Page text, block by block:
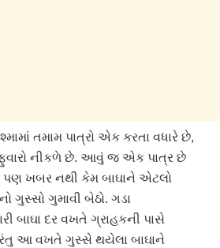
તમામ પાત્રો એક કરતા વધારે છે,
નીકળે છે. આવું જ એક પાત્ર છે
ખબર નથી કેમ બાઘાને એટલો
ગુસ્સો ગુમાવી બેઠો. ગડા
બાઘા દર વખતે ગ્રાહકની પાસે
આ વખતે ગુસ્સે થયેલા બાઘાને